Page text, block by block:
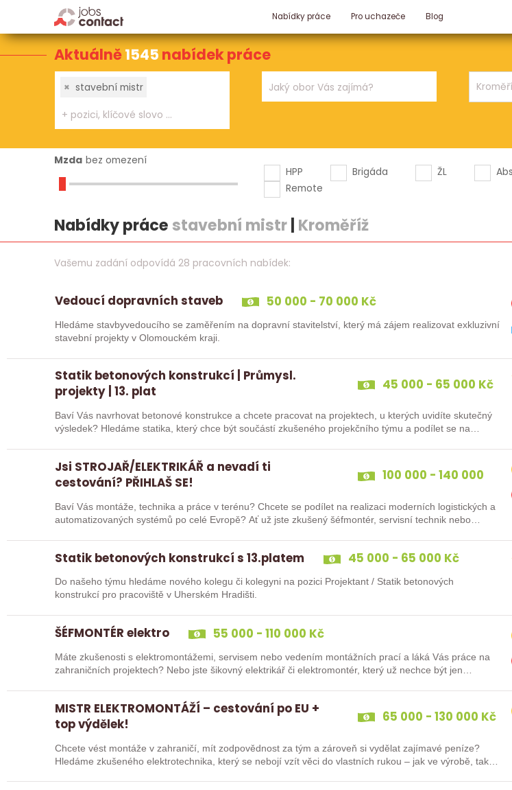
Nabídky práce Pro uchazeče Blog
Aktuálně1545 nabídek práce
× stavební mistr
Mzda bez omezení
HPP
Brigáda ŽL
Remote
Nabídky práce stavební mistr| Kroměříž
Vašemu zadání odpovídá 28 pracovních nabídek:
Vedoucí dopravních staveb 50 000 - 70 000 Kč
Hledáme stavbyvedoucího se zaměřením na dopravní stavitelství, který má zájem realizovat exkluzivní
stavební projekty v Olomouckém kraji.
Statik betonových konstrukcí | Průmysl.
projekty | 13. plat
45 000 - 65 000 Kč
Baví Vás navrhovat betonové konstrukce a chcete pracovat na projektech, u kterých uvidíte skutečný
výsledek? Hledáme statika, který chce být součástí zkušeného projekčního týmu a podílet se na…
Jsi STROJAŘ/ELEKTRIKÁŘ a nevadí ti
cestování? PŘIHLAŠ SE!
100 000 - 140 000
Baví Vás montáže, technika a práce v terénu? Chcete se podílet na realizaci moderních logistických a
automatizovaných systémů po celé Evropě? Ať už jste zkušený šéfmontér, servisní technik nebo…
Statik betonových konstrukcí s 13.platem 45 000 - 65 000 Kč
Do našeho týmu hledáme nového kolegu či kolegyni na pozici Projektant / Statik betonových
konstrukcí pro pracoviště v Uherském Hradišti.
ŠÉFMONTÉR elektro 55 000 - 110 000 Kč
Máte zkušenosti s elektromontážemi, servisem nebo vedením montážních prací a láká Vás práce na
zahraničních projektech? Nebo jste šikovný elektrikář či elektromontér, který už nechce být jen
MISTR ELEKTROMONTÁŽÍ – cestování po EU +
top výdělek!
65 000 - 130 000 Kč
Chcete vést montáže v zahraničí, mít zodpovědnost za tým a zároveň si vydělat zajímavé peníze?
Hledáme zkušeného elektrotechnika, který se nebojí vzít věci do vlastních rukou – jak ve výrobě, tak…